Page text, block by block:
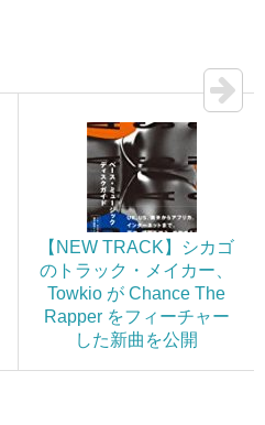
【NEW TRACK】シカゴ
のトラック・メイカー、
Towkio が Chance The
Rapper をフィーチャー
した新曲を公開